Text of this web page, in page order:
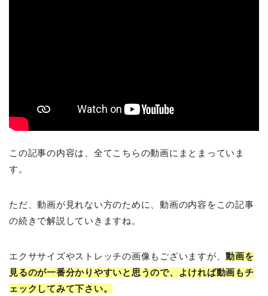
この記事の内容は、全てこちらの動画にまとまっていま
す。
ただ、動画が見れない方のために、動画の内容をこの記事
の続きで解説していきますね。
エクササイズやストレッチの画像もございますが、動画を
見るのが一番分かりやすいと思うので、よければ動画もチ
ェックしてみて下さい。